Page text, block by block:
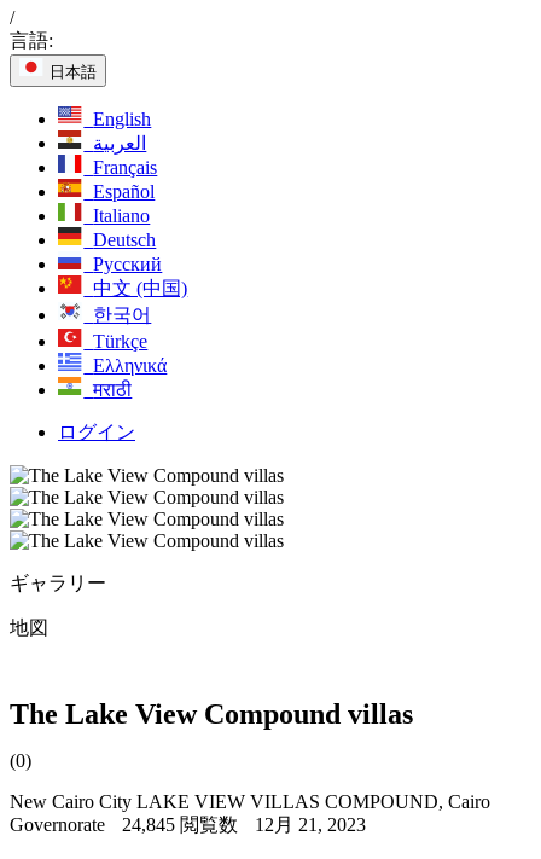
/
言語:
日本語
English
العربية
Français
Español
Italiano
Deutsch
Русский
中文 (中国)
한국어
Türkçe
Ελληνικά
मराठी
ログイン
ギャラリー
地図
The Lake View Compound villas
(0)
New Cairo City LAKE VIEW VILLAS COMPOUND, Cairo
Governorate
24,845 閲覧数 12月 21, 2023